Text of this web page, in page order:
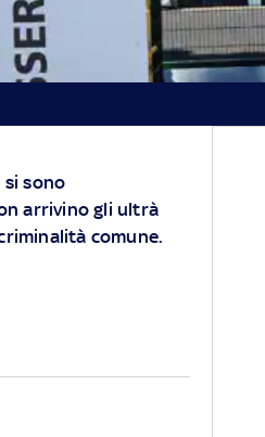
sono
arrivino gli ultrà
comune.